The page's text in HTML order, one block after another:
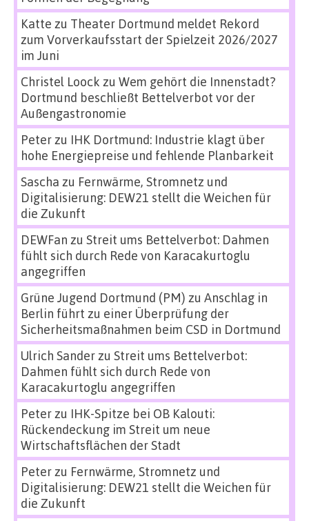
Katte zu Theater Dortmund meldet Rekord
zum Vorverkaufsstart der Spielzeit 2026/2027
im Juni
Christel Loock zu Wem gehört die Innenstadt?
Dortmund beschließt Bettelverbot vor der
Außengastronomie
Peterzu IHK Dortmund: Industrie klagt über
hohe Energiepreise und fehlende Planbarkeit
Sascha zu Fernwärme, Stromnetz und
Digitalisierung: DEW21 stellt die Weichen für
die Zukunft
DEWFan zu Streit ums Bettelverbot: Dahmen
fühlt sich durch Rede von Karacakurtoglu
angegriffen
Grüne Jugend Dortmund (PM) zu Anschlag in
Berlin führt zu einer Überprüfung der
Sicherheitsmaßnahmen beim CSD in Dortmund
Ulrich Sanderzu Streit ums Bettelverbot:
Dahmen fühlt sich durch Rede von
Karacakurtoglu angegriffen
Peterzu IHK-Spitze bei OB Kalouti:
Rückendeckung im Streit um neue
Wirtschaftsflächen der Stadt
Peterzu Fernwärme, Stromnetz und
Digitalisierung: DEW21 stellt die Weichen für
die Zukunft